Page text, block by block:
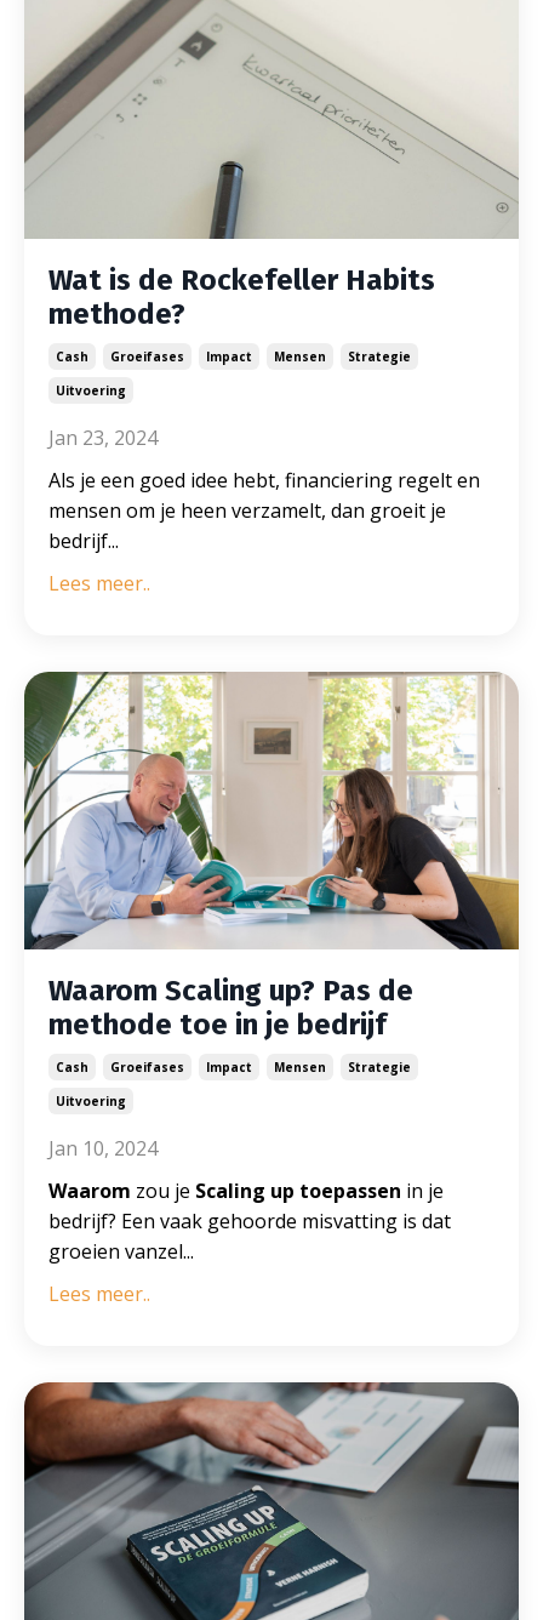
Wat is de Rockefeller Habits
methode?
Cash Groeifases Impact Mensen
Strategie
Uitvoering
Jan 23, 2024
Als je een goed idee hebt, financiering regelt en
mensen om je heen verzamelt, dan groeit je
bedrijf...
Lees meer..
Waarom Scaling up? Pas de
methode toe in je bedrijf
Cash Groeifases Impact Mensen
Strategie
Uitvoering
Jan 10, 2024
Waarom zou je Scaling up toepassen in je
bedrijf? Een vaak gehoorde misvatting is dat
groeien vanzel...
Lees meer..